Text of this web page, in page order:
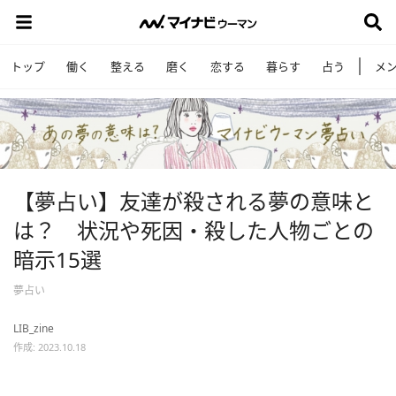
トップ 働く 整える 磨く 恋する 暮らす 占う メ
【夢占い】友達が殺される夢の意味と
は？ 状況や死因・殺した人物ごとの
暗示15選
夢占い
LIB_zine
作成: 2023.10.18